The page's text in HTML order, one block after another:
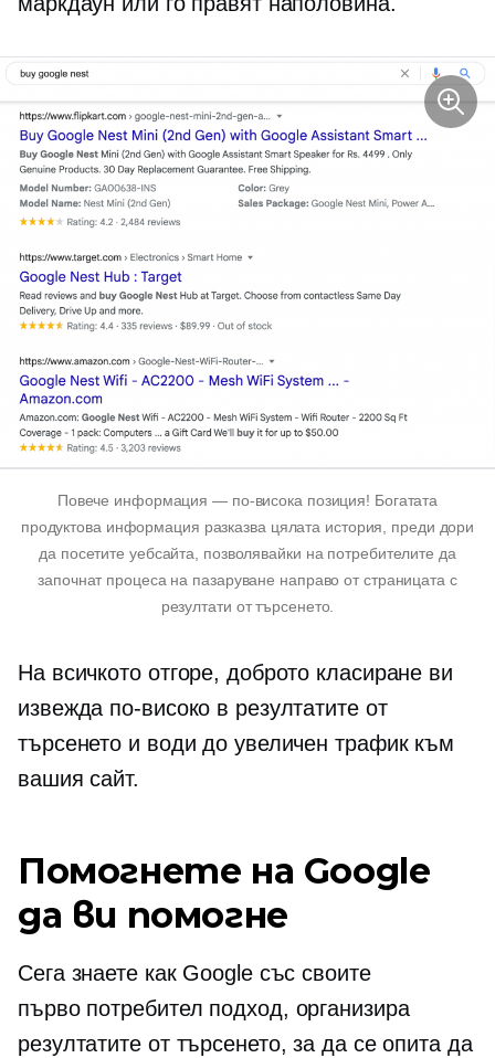
Повече информация — по-висока позиция! Богатата
продуктова информация разказва цялата история, преди дори
да посетите уебсайта, позволявайки на потребителите да
започнат процеса на пазаруване направо от страницата с
резултати от търсенето.
На всичкото отгоре, доброто класиране ви
извежда по-високо в резултатите от
търсенето и води до увеличен трафик към
вашия сайт.
Помогнете на Google
да ви помогне
Сега знаете как Google със своите
първо потребител подход, организира
резултатите от търсенето, за да се опита да